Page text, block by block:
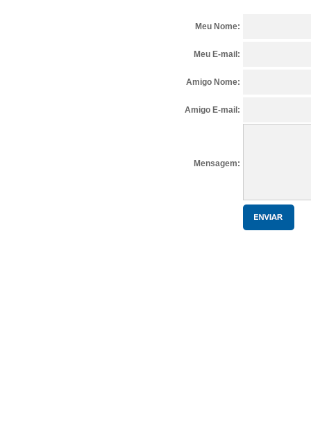
Meu Nome:
Meu E-mail:
Amigo Nome:
Amigo E-mail:
Mensagem: